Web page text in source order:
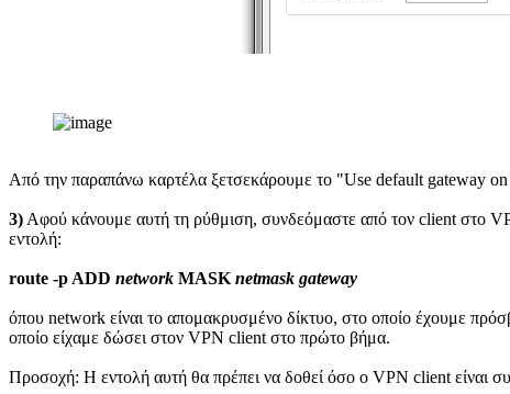
Από την παραπάνω καρτέλα ξετσεκάρουμε το "Use default gateway
3) Αφού κάνουμε αυτή τη ρύθμιση, συνδεόμαστε από τον client στο
εντολή:
route -p ADD network MASK netmask gateway
όπου network είναι το απομακρυσμένο δίκτυο, στο οποίο έχουμε
οποίο είχαμε δώσει στον VPN client στο πρώτο βήμα.
Προσοχή: Η εντολή αυτή θα πρέπει να δοθεί όσο ο VPN client είναι